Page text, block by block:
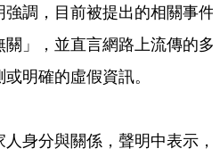
調，目前被提出的相關事件
」，並直言網路上流傳的多
明確的虛假資訊。
身分與關係，聲明中表示，